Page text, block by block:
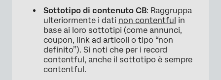
Sottotipo di contenuto CB: Raggruppa
ulteriormente i dati non contentful in
base ai loro sottotipi (come annunci,
coupon, link ad articoli o tipo “non
definito”). Si noti che per i record
contentful, anche il sottotipo è sempre
contentful.